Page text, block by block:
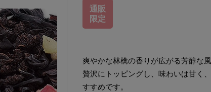
通販
限定
爽やかな林檎の香りが広がる芳醇な
贅沢にトッピングし、味わいは甘く
すすめです。